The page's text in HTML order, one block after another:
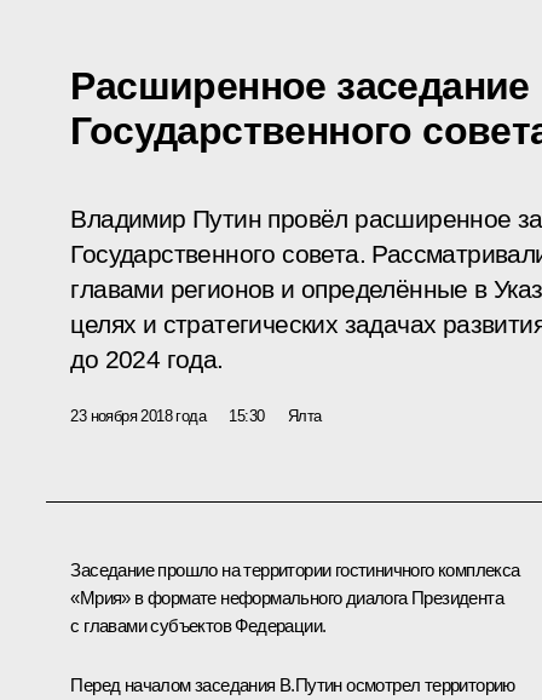
Расширенное
Государственного
Владимир Путин провёл расширенное
Государственного совета.
главами регионов и определённые в
целях и стратегических задачах
до 2024 года.
23 ноября 2018 года 15:30 Ялта
Заседание прошло на территории гостиничного комплекса
«Мрия» в формате неформального диалога Президента
с главами субъектов Федерации.
Перед началом заседания В.Путин осмотрел территорию